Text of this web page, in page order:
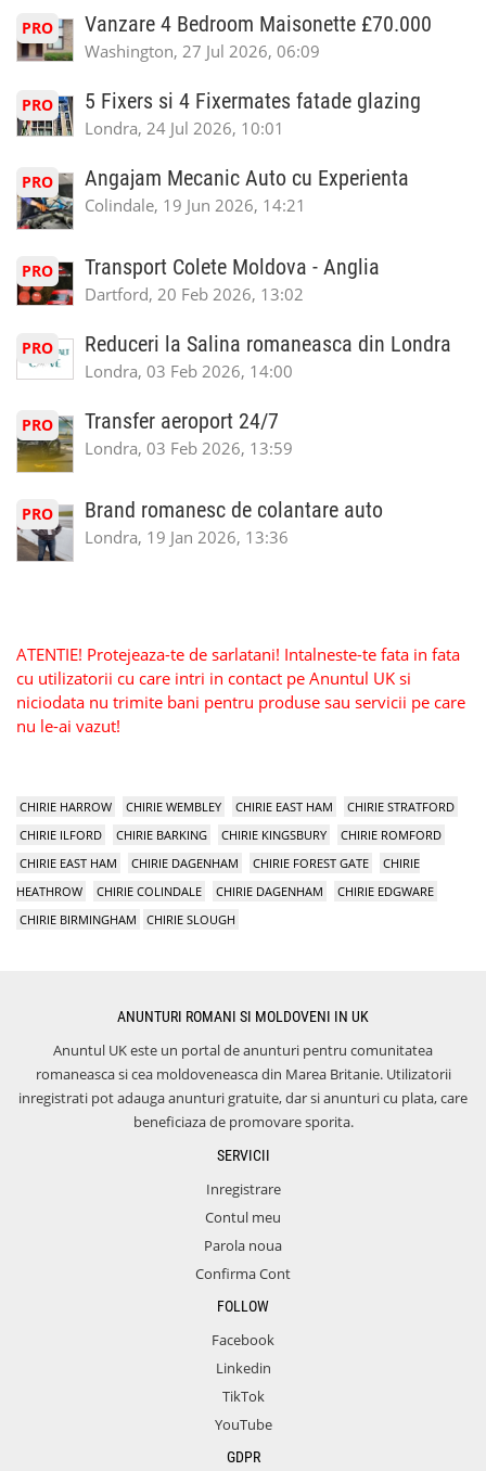
PRO Vanzare 4 Bedroom Maisonette £70.000
Washington, 27 Jul 2026, 06:09
PRO 5 Fixers si 4 Fixermates fatade glazing
Londra, 24 Jul 2026, 10:01
PRO Angajam Mecanic Auto cu Experienta
Colindale, 19 Jun 2026, 14:21
PRO Transport Colete Moldova - Anglia
Dartford, 20 Feb 2026, 13:02
PRO Reduceri la Salina romaneasca din Londra
Londra, 03 Feb 2026, 14:00
PRO Transfer aeroport 24/7
Londra, 03 Feb 2026, 13:59
PRO Brand romanesc de colantare auto
Londra, 19 Jan 2026, 13:36
ATENTIE! Protejeaza-te de sarlatani! Intalneste-te fata in fata
cu utilizatorii cu care intri in contact pe Anuntul UK si
niciodata nu trimite bani pentru produse sau servicii pe care
nu le-ai vazut!
CHIRIE HARROW CHIRIE WEMBLEY CHIRIE EAST HAM
CHIRIE STRATFORD
CHIRIE ILFORD
CHIRIE BARKING CHIRIE KINGSBURY
CHIRIE ROMFORD
CHIRIE EAST HAM
CHIRIE DAGENHAM CHIRIE FOREST GATE
CHIRIE
HEATHROW
CHIRIE COLINDALE CHIRIE DAGENHAM
CHIRIE EDGWARE
CHIRIE BIRMINGHAM
CHIRIE SLOUGH
ANUNTURI ROMANI SI MOLDOVENI IN UK
Anuntul UK este un portal de anunturi pentru comunitatea
romaneasca si cea moldoveneasca din Marea Britanie. Utilizatorii
inregistrati pot adauga anunturi gratuite, dar si anunturi cu plata, care
beneficiaza de promovare sporita.
SERVICII
Inregistrare
Contul meu
Parola noua
Confirma Cont
FOLLOW
Facebook
Linkedin
TikTok
YouTube
GDPR